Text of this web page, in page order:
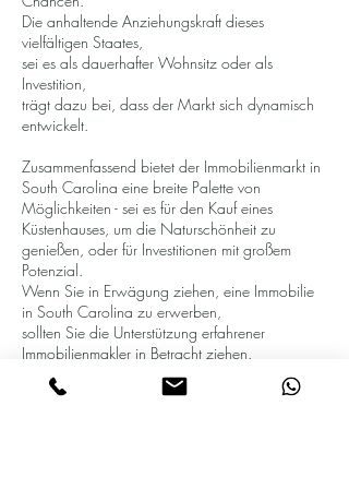
Die anhaltende Anziehungskraft dieses
vielfältigen Staates,
sei es als dauerhafter Wohnsitz oder als
Investition,
trägt dazu bei, dass der Markt sich dynamisch
entwickelt.
Zusammenfassend bietet der Immobilienmarkt in
South Carolina eine breite Palette von
Möglichkeiten - sei es für den Kauf eines
Küstenhauses, um die Naturschönheit zu
genießen, oder für Investitionen mit großem
Potenzial.
Wenn Sie in Erwägung ziehen, eine Immobilie
in South Carolina zu erwerben,
sollten Sie die Unterstützung erfahrener
Immobilienmakler in Betracht ziehen.
Kontaktieren Sie uns: